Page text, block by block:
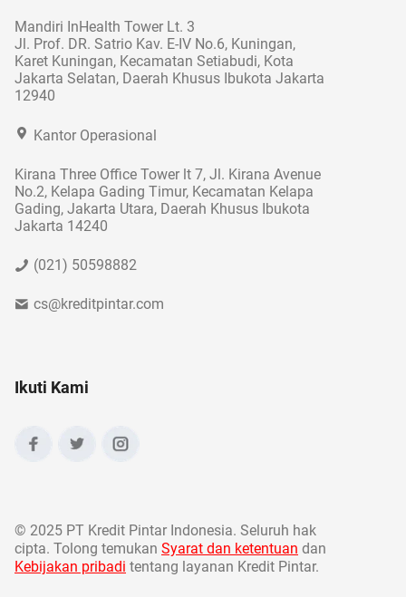
Mandiri InHealth Tower Lt. 3
Jl. Prof. DR. Satrio Kav. E-IV No.6, Kuningan,
Karet Kuningan, Kecamatan Setiabudi, Kota
Jakarta Selatan, Daerah Khusus Ibukota Jakarta
12940
Kantor Operasional
Kirana Three Office Tower lt 7, Jl. Kirana Avenue
No.2, Kelapa Gading Timur, Kecamatan Kelapa
Gading, Jakarta Utara, Daerah Khusus Ibukota
Jakarta 14240
(021) 50598882
cs@kreditpintar.com
Ikuti Kami
© 2025 PT Kredit Pintar Indonesia. Seluruh hak
cipta. Tolong temukan Syarat dan ketentuan dan
Kebijakan pribadi tentang layanan Kredit Pintar.